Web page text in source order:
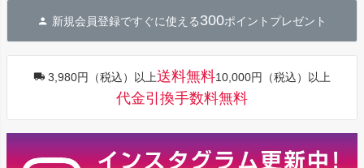
へ
新規会員登録ですぐに使える300ポイントプレゼント
3,980円（税込）以上送料無料10,000円（税込）以上
代金引換手数料無料